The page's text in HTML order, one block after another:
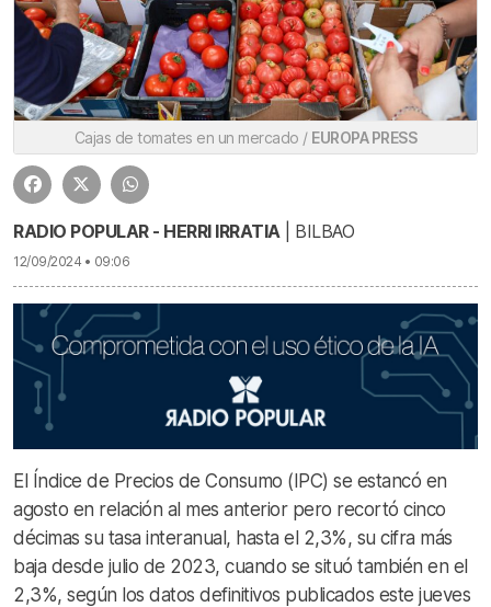
Cajas de tomates en un mercado / EUROPA PRESS
RADIO POPULAR - HERRI IRRATIA| BILBAO
12/09/2024 • 09:06
El Índice de Precios de Consumo (IPC) se estancó en
agosto en relación al mes anterior pero recortó cinco
décimas su tasa interanual, hasta el 2,3%, su cifra más
baja desde julio de 2023, cuando se situó también en el
2,3%, según los datos definitivos publicados este jueves